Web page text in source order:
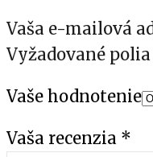
Vaša e-mailová
Vyžadované
Vaše hodnotenie
Vaša recenzia *